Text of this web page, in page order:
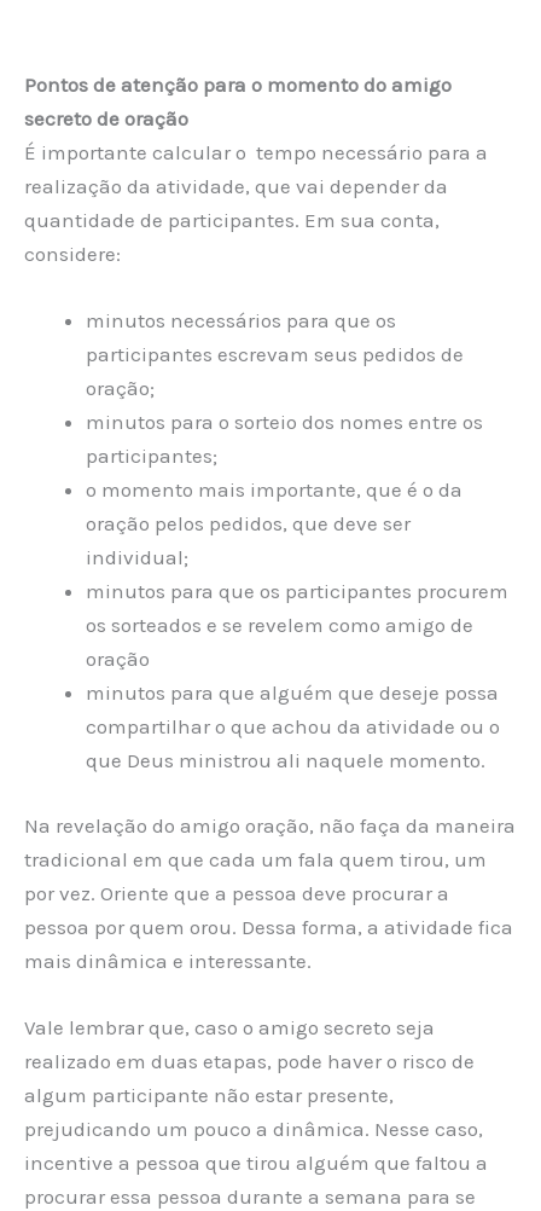
Pontos de atenção para o momento do amigo
secreto de oração
É importante calcular o tempo necessário para a
realização da atividade, que vai depender da
quantidade de participantes. Em sua conta,
considere:
minutos necessários para que os
participantes escrevam seus pedidos de
oração;
minutos para o sorteio dos nomes entre os
participantes;
o momento mais importante, que é o da
oração pelos pedidos, que deve ser
individual;
minutos para que os participantes procurem
os sorteados e se revelem como amigo de
oração
minutos para que alguém que deseje possa
compartilhar o que achou da atividade ou o
que Deus ministrou ali naquele momento.
Na revelação do amigo oração, não faça da maneira
tradicional em que cada um fala quem tirou, um
por vez. Oriente que a pessoa deve procurar a
pessoa por quem orou. Dessa forma, a atividade fica
mais dinâmica e interessante.
Vale lembrar que, caso o amigo secreto seja
realizado em duas etapas, pode haver o risco de
algum participante não estar presente,
prejudicando um pouco a dinâmica. Nesse caso,
incentive a pessoa que tirou alguém que faltou a
procurar essa pessoa durante a semana para se